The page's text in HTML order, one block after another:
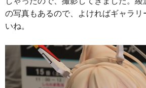
の写真もあるので、よければギャラリ
いね。